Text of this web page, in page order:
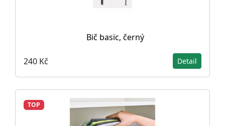
Bič basic, černý
240 Kč Detail
TOP